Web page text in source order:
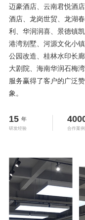
迈豪酒店、云南君悦酒
酒店、龙岗世贸、龙湖
利、华润润喜、景德镇
港湾别墅、河源文化小
公园改造、桂林水印长
大剧院、海南华润石梅
服务赢得了客户的广泛
象。
15 年
研发经验 合作案例